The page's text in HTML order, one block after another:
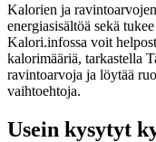
Kalorien ja
energiasisältöä sekä
Kalori.infossa voit
kalorimääriä, tarkastella
ravintoarvoja ja löytää
vaihtoehtoja.
Usein kysytyt